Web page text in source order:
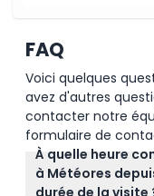
FAQ
Voici quelques
avez d'autres
contacter notre
formulaire de
À quelle heure
à Météores
durée de la visite